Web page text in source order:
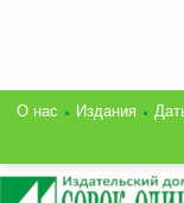
О нас Издания